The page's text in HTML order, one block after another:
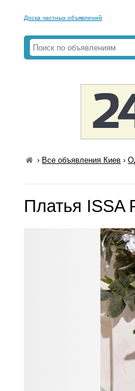
Доска частных объявлений
› Все объявления Киев ›
Платья ISSA